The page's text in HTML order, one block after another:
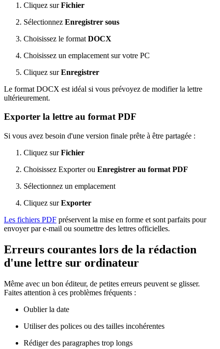
Cliquez surFichier
Sélectionnez Enregistrer sous
Choisissez le format DOCX
Choisissez un emplacement sur votre PC
Cliquez surEnregistrer
Le format DOCX est idéal si vous prévoyez de modifier la lettre
ultérieurement.
Exporter la lettre au format PDF
Si vous avez besoin d'une version finale prête à être partagée :
Cliquez surFichier
Choisissez Exporter ou Enregistrer au format PDF
Sélectionnez un emplacement
Cliquez surExporter
Les fichiers PDF préservent la mise en forme et sont parfaits pour
envoyer par e-mail ou soumettre des lettres officielles.
Erreurs courantes lors de la rédaction
d'une lettre sur ordinateur
Même avec un bon éditeur, de petites erreurs peuvent se glisser.
Faites attention à ces problèmes fréquents :
Oublier la date
Utiliser des polices ou des tailles incohérentes
Rédiger des paragraphes trop longs